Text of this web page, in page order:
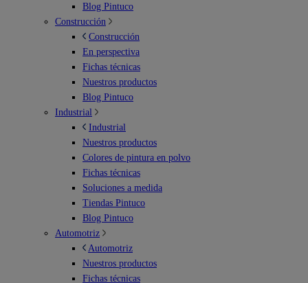
Blog Pintuco
Construcción
Construcción
En perspectiva
Fichas técnicas
Nuestros productos
Blog Pintuco
Industrial
Industrial
Nuestros productos
Colores de pintura en polvo
Fichas técnicas
Soluciones a medida
Tiendas Pintuco
Blog Pintuco
Automotriz
Automotriz
Nuestros productos
Fichas técnicas